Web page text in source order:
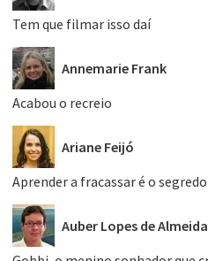
Tem que filmar isso daí
Annemarie Frank
Acabou o recreio
Ariane Feijó
Aprender a fracassar é o
Auber Lopes de Almeida